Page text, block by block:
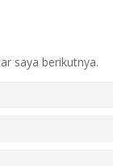
saya berikutnya.